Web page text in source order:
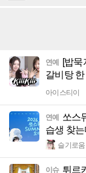
연예
[밥묵
갈비탕 한
아이스티이
연예
쏘스
습생 찾
슬기로움
이슈 튀르